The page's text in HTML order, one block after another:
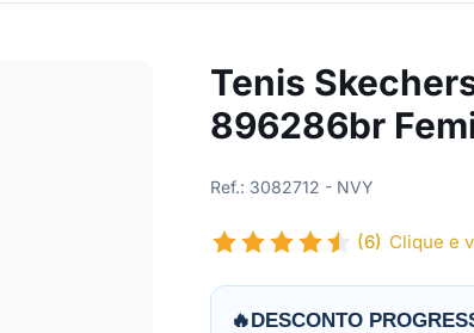
Tenis
896286br
Ref.: 3082712 - NVY
(6) Clique e
🔥DESCONTO